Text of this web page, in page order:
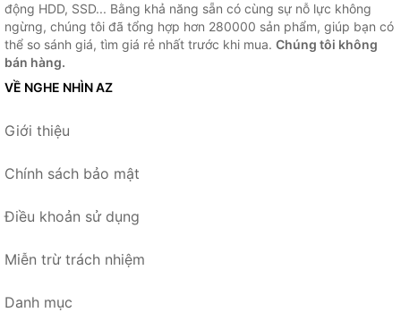
động HDD, SSD... Bằng khả năng sẵn có cùng sự nỗ lực không
ngừng, chúng tôi đã tổng hợp hơn 280000 sản phẩm, giúp bạn có
thể so sánh giá, tìm giá rẻ nhất trước khi mua. Chúng tôi không
bán hàng.
VỀ NGHE NHÌN AZ
Giới thiệu
Chính sách bảo mật
Điều khoản sử dụng
Miễn trừ trách nhiệm
Danh mục